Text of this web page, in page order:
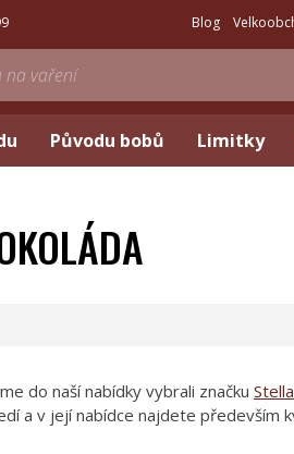
Blog
Původu bobů Limitky
do naší nabídky vybrali značku Stella
a v její nabídce najdete především